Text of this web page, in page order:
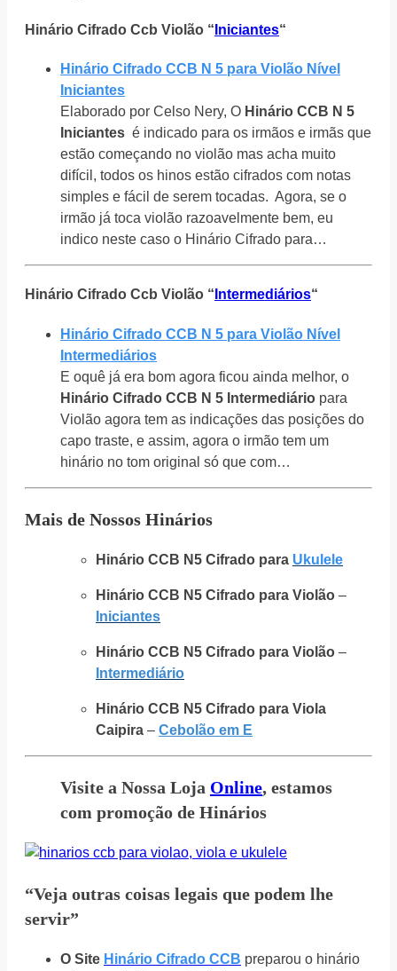
Hinário Cifrado Ccb Violão “ Iniciantes“
Hinário Cifrado CCB N 5 para Violão Nível
Iniciantes
Elaborado por Celso Nery, O Hinário CCB N 5
Iniciantes é indicado para os irmãos e irmãs que
estão começando no violão mas acha muito
difícil, todos os hinos estão cifrados com notas
simples e fácil de serem tocadas. Agora, se o
irmão já toca violão razoavelmente bem, eu
indico neste caso o Hinário Cifrado para…
Hinário Cifrado Ccb Violão “ Intermediários“
Hinário Cifrado CCB N 5 para Violão Nível
Intermediários
E oquê já era bom agora ficou ainda melhor, o
Hinário Cifrado CCB N 5 Intermediário para
Violão agora tem as indicações das posições do
capo traste, e assim, agora o irmão tem um
hinário no tom original só que com…
Mais de Nossos Hinários
Hinário CCB N5 Cifrado para Ukulele
Hinário CCB N5 Cifrado para Violão –
Iniciantes
Hinário CCB N5 Cifrado para Violão –
Intermediário
Hinário CCB N5 Cifrado para Viola
Caipira – Cebolão em E
Visite a Nossa Loja Online, estamos
com promoção de Hinários
“Veja outras coisas legais que podem lhe
servir”
O Site Hinário Cifrado CCB preparou o hinário